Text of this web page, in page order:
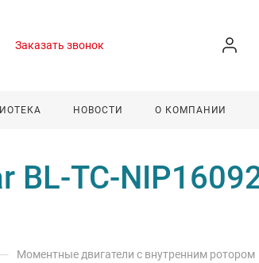
Заказать звонок
НОВОСТИ О КОМПАНИИ
TC-
— Моментные двигатели с внутренним ротором